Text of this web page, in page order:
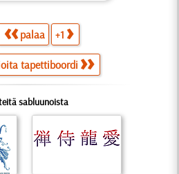
palaa +1
tapettiboordi
sabluunoista